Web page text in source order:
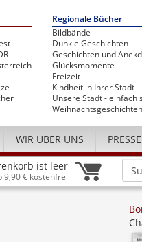
Regionale Bücher
Bildbände
Dunkle Geschichten
Geschichten und
Glücksmomente
Freizeit
Kindheit in Ihrer Stadt
Unsere Stadt - einfach
Weihnachtsgeschichten
WIR ÜBER UNS PRESSE
ist leer
9,90 € kostenfrei